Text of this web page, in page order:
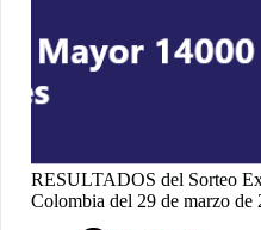
RESULTADOS del Sorteo
Colombia del 29 de marzo de